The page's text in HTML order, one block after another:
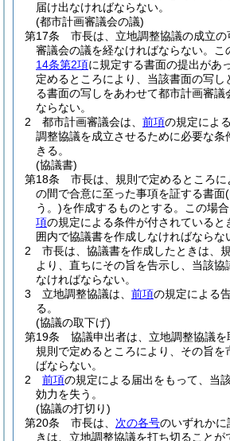
届け出なければならない。
(都市計画審議会の議)
第17条
市長は、立地調整協議の成立
審議会の議を経なければならない。
こ
14条第2項に規定する書面の提出があ
定めるところにより、当該書面の写し
る書面の写しをあわせて都市計画審議
ならない。
2
都市計画審議会は、 前項の規定によ
調整協議を成立させるために必要な条
きる。
(協議書)
第18条
市長は、規則で定めるところに
の間で合意に至った事項を証する書面
う。)を作成するものとする。 この場
項の規定による条件が付されていると
囲内で協議書を作成しなければならな
2
市長は、協議書を作成したときは、
より、直ちにその旨を告示し、当該協
なければならない。
3
立地調整協議は、 前項の規定による
る。
(協議の取下げ)
第19条
協議申出者は、立地調整協議を
規則で定めるところにより、その旨を
ばならない。
2
前項の規定による届出をもって、当
効力を失う。
(協議の打切り)
第20条
市長は、 次の各号のいずれかに
きは、立地調整協議を打ち切ることが